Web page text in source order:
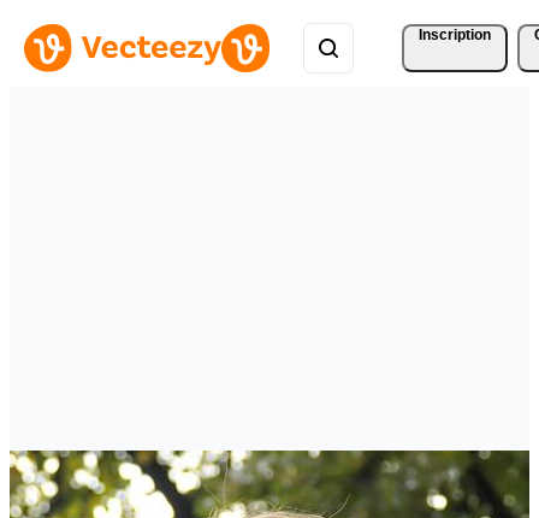
Inscription